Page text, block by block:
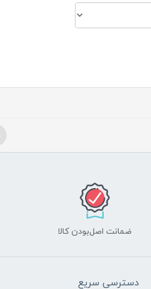
ضمانت اصل‌بودن کالا
دسترسی سریع